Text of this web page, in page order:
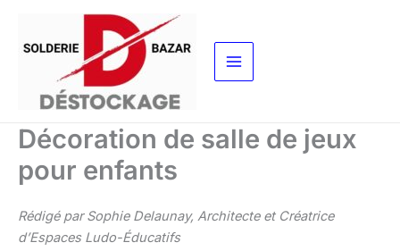
contenu
Décoration de salle de jeux
pour enfants
Rédigé par Sophie Delaunay, Architecte et Créatrice
d’Espaces Ludo-Éducatifs